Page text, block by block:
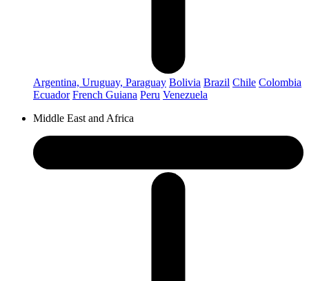
Argentina, Uruguay, Paraguay Bolivia Brazil Chile Colombia
Ecuador French Guiana Peru Venezuela
Middle East and Africa